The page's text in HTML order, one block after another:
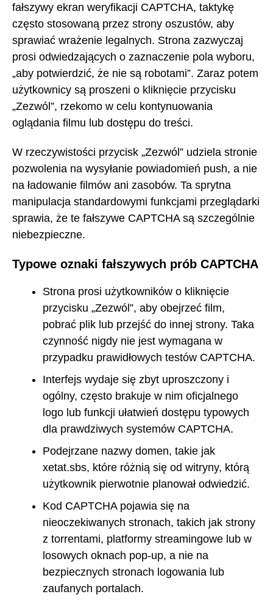
fałszywy ekran weryfikacji CAPTCHA, taktykę
często stosowaną przez strony oszustów, aby
sprawiać wrażenie legalnych. Strona zazwyczaj
prosi odwiedzających o zaznaczenie pola wyboru,
„aby potwierdzić, że nie są robotami”. Zaraz potem
użytkownicy są proszeni o kliknięcie przycisku
„Zezwól”, rzekomo w celu kontynuowania
oglądania filmu lub dostępu do treści.
W rzeczywistości przycisk „Zezwól” udziela stronie
pozwolenia na wysyłanie powiadomień push, a nie
na ładowanie filmów ani zasobów. Ta sprytna
manipulacja standardowymi funkcjami przeglądarki
sprawia, że te fałszywe CAPTCHA są szczególnie
niebezpieczne.
Typowe oznaki fałszywych prób CAPTCHA
Strona prosi użytkowników o kliknięcie
przycisku „Zezwól”, aby obejrzeć film,
pobrać plik lub przejść do innej strony. Taka
czynność nigdy nie jest wymagana w
przypadku prawidłowych testów CAPTCHA.
Interfejs wydaje się zbyt uproszczony i
ogólny, często brakuje w nim oficjalnego
logo lub funkcji ułatwień dostępu typowych
dla prawdziwych systemów CAPTCHA.
Podejrzane nazwy domen, takie jak
xetat.sbs, które różnią się od witryny, którą
użytkownik pierwotnie planował odwiedzić.
Kod CAPTCHA pojawia się na
nieoczekiwanych stronach, takich jak strony
z torrentami, platformy streamingowe lub w
losowych oknach pop-up, a nie na
bezpiecznych stronach logowania lub
zaufanych portalach.